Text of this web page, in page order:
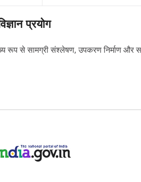
प्रयोग
रूप से सामग्री संश्लेषण, उपकरण निर्माण और